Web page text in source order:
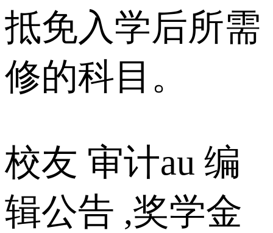
抵免入学后所需
修的科目。
校友 审计au 编
辑公告 ,奖学金